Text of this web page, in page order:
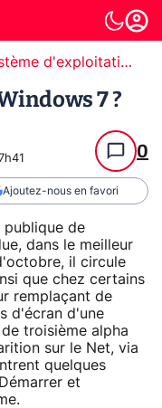
Système d'exploitation (OS)
7 ?
0
Ajoutez-nous en favori
publique de
dans le meilleur
il circule
que chez certains
remplaçant de
d'écran d'une
troisième alpha
sur le Net, via
quelques
et